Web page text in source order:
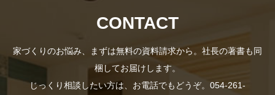
CONTACT
家づくりのお悩み、まずは無料の資料請求から。社長の著書も同
梱してお届けします。
じっくり相談したい方は、お電話でもどうぞ。054-261-